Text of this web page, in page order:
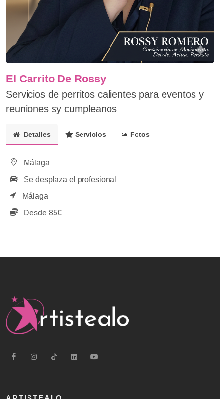
El Carrito De Rossy
Servicios de perritos calientes para eventos y
reuniones sy cumpleaños
Detalles Servicios Fotos
Málaga
Se desplaza el profesional
Málaga
Desde 85€